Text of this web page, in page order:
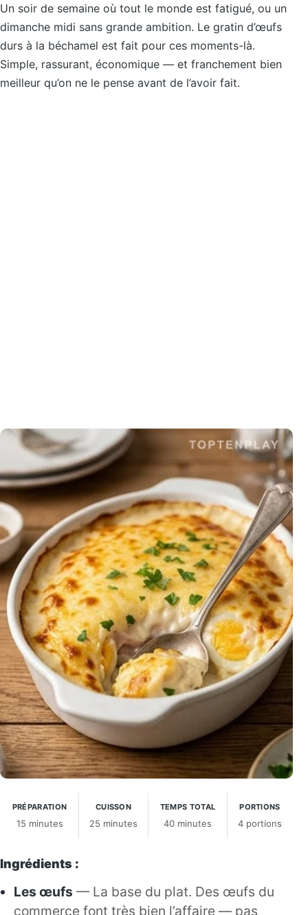
Un soir de semaine où tout le monde est fatigué, ou un
dimanche midi sans grande ambition. Le gratin d’œufs
durs à la béchamel est fait pour ces moments-là.
Simple, rassurant, économique — et franchement bien
meilleur qu’on ne le pense avant de l’avoir fait.
PRÉPARATION
15 minutes
CUISSON
25 minutes
TEMPS TOTAL
40 minutes
PORTIONS
4 portions
Ingrédients :
Les œufs — La base du plat. Des œufs du
commerce font très bien l’affaire — pas